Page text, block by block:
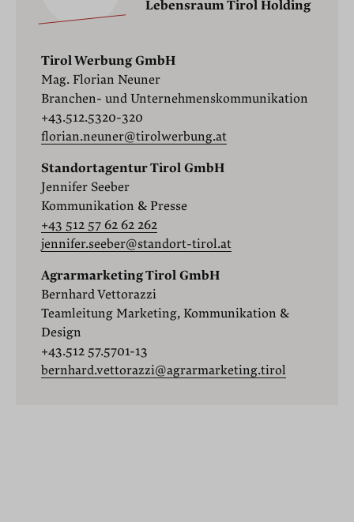
Lebensraum Tirol Holding
Tirol Werbung GmbH
Mag. Florian Neuner
Branchen- und Unternehmenskommunikation
+43.512.5320-320
florian.neuner@tirolwerbung.at
Standortagentur Tirol GmbH
Jennifer Seeber
Kommunikation & Presse
+43 512 57 62 62 262
jennifer.seeber@standort-tirol.at
Agrarmarketing Tirol GmbH
Bernhard Vettorazzi
Teamleitung Marketing, Kommunikation &
Design
+43.512 57.5701-13
bernhard.vettorazzi@agrarmarketing.tirol